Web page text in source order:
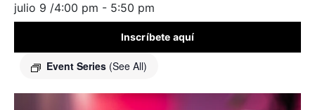
julio 9 /4:00 pm - 5:50 pm
Event Series (See All)
Inscríbete aquí